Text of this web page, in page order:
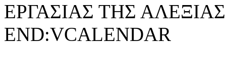
ΕΡΓΑΣΙΑΣ ΤΗΣ
END:VCALENDAR